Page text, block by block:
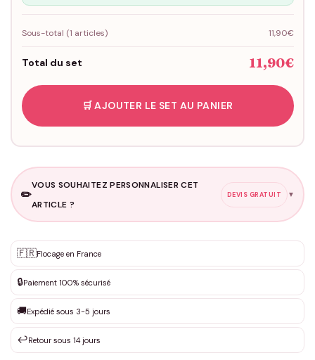
Sous-total (1 articles) 11,90€
Total du set 11,90€
🛒 AJOUTER LE SET AU PANIER
✏️
VOUS SOUHAITEZ PERSONNALISER CET
ARTICLE ?
DEVIS GRATUIT ▼
✨ Personnalisation sur mesure
DEVIS GRATUIT · Personnalisation de 3 à 10€ selon la demande
Que souhaitez-vous ?*
Votre texte / idée*
🇫🇷Flocage en France
🔒Paiement 100% sécurisé
🚚Expédié sous 3-5 jours
↩️Retour sous 14 jours